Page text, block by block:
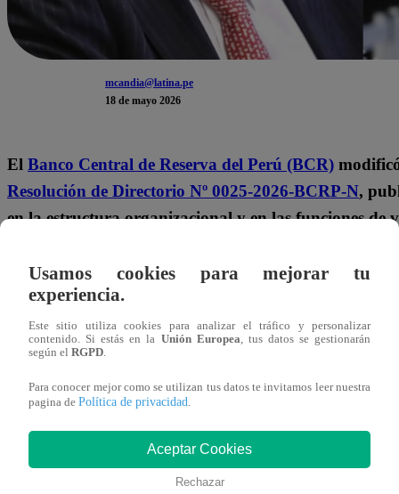
mcandia@latina.pe
18 de mayo 2026
El Banco Central de Reserva del Perú (BCR)
Resolución de Directorio Nº 0025-2026-BCRP-N,
en la estructura organizacional y en las funciones de
Las modificaciones alcanzan a la
Gerencia de
de Información
Gerencia Central de Estudios
Te puede interesar
Mundo
León XIV
publicará su
primera encíclica
el 25 de mayo y
Usamos cookies para mejorar tu
experiencia.
Este sitio utiliza cookies para analizar el tráfico y personalizar
contenido. Si estás en la Unión Europea, tus datos se gestionarán
según el RGPD.
Para conocer mejor como se utilizan tus datos te invitamos leer nuestra
pagina de Política de privacidad.
Aceptar Cookies
Rechazar